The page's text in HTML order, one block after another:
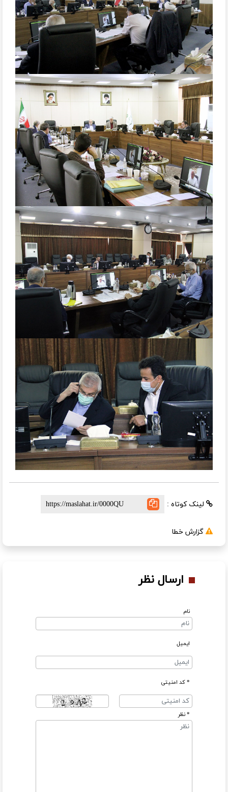
لینک کوتاه :
گزارش خطا
ارسال نظر
نام
ایمیل
* کد امنیتی
* نظر